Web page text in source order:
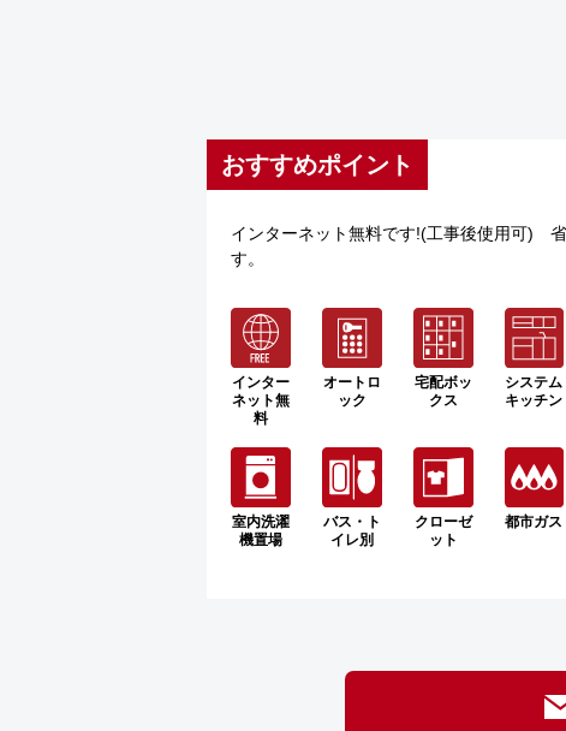
おすすめポイント
インターネット無料です!(工事後使用可)
す。
インター
ネット無
料
オートロ
ック
宅配ボッ
クス
システム
キッチン
室内洗濯
機置場
バス・ト
イレ別
クローゼ
ット
都市ガス